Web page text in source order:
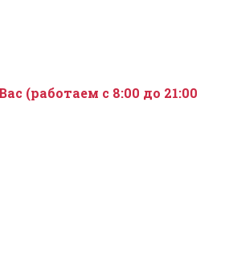
(работаем с 8:00 до 21:00